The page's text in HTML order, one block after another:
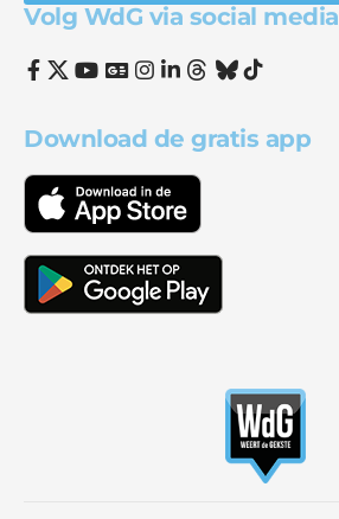
Volg WdG via social media
Download de gratis app